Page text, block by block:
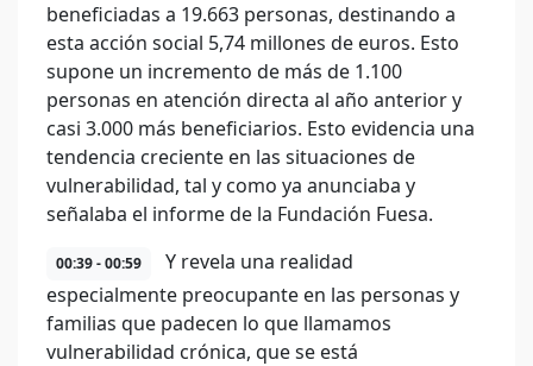
beneficiadas a 19.663 personas, destinando a
esta acción social 5,74 millones de euros. Esto
supone un incremento de más de 1.100
personas en atención directa al año anterior y
casi 3.000 más beneficiarios. Esto evidencia una
tendencia creciente en las situaciones de
vulnerabilidad, tal y como ya anunciaba y
señalaba el informe de la Fundación Fuesa.
00:39 - 00:59
Y revela una realidad
especialmente preocupante en las personas y
familias que padecen lo que llamamos
vulnerabilidad crónica, que se está